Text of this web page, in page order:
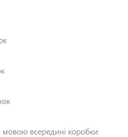
мовою всередині коробки